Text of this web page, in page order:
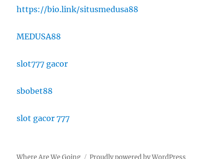
https://bio.link/situsmedusa88
MEDUSA88
slot777 gacor
sbobet88
slot gacor 777
Where Are We Going Proudly powered by WordPress